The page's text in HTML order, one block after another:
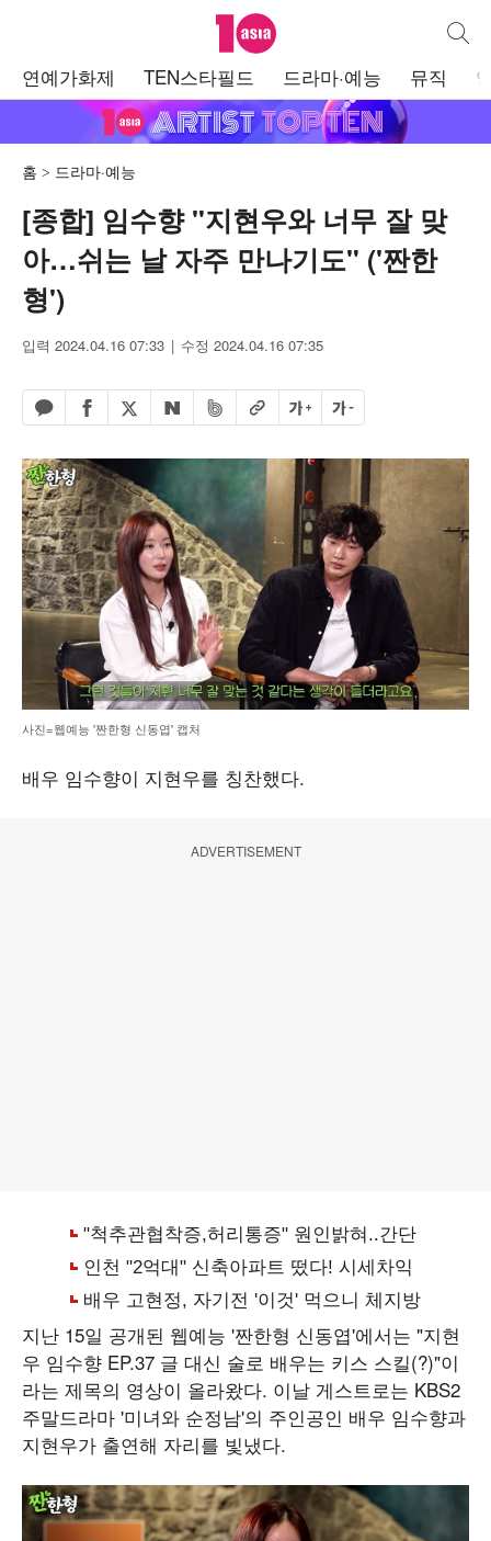
텐아시아 통합
연예가화제 TEN스타필드 드라마·예능 뮤직
홈 드라마·예능
[종합] 임수향 "지현우와 너무 잘 맞
아…쉬는 날 자주 만나기도" ('짠한
형')
입력 2024.04.16 07:33 수정 2024.04.16 07:35
카카오톡 공유하기
페이스북 공유하기
엑스 공유하기
네이버 공유하기
밴드 공유하기
URL복사글자 크게글자 작게
사진=웹예능 '짠한형 신동엽' 캡처
배우 임수향이 지현우를 칭찬했다.
ADVERTISEMENT
지난 15일 공개된 웹예능 '짠한형 신동엽'에서는 "지현
우 임수향 EP.37 글 대신 술로 배우는 키스 스킬(?)"이
라는 제목의 영상이 올라왔다. 이날 게스트로는 KBS2
주말드라마 '미녀와 순정남'의 주인공인 배우 임수향과
지현우가 출연해 자리를 빛냈다.